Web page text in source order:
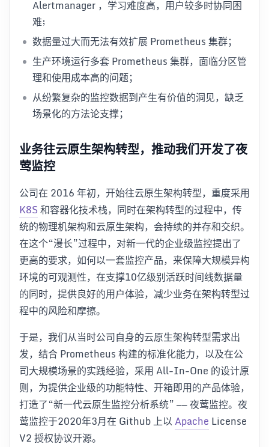
Alertmanager ，学习难度高，用户较多时协同困
难;
数据量过大而无法有效扩展 Prometheus 集群；
生产环境运行多套 Prometheus 集群，面临分区管
理和使用成本高的问题；
从纷繁复杂的监控数据到产生有价值的洞见，缺乏
场景化的方法论支撑；
业务往云原生架构转型，推动我们开发了夜
莺监控
公司在 2016 年初，开始往云原生架构转型，重度采用
K8S和容器化技术栈，同时在架构转型的过程中，传
统的物理机架构和云原生架构，会持续的并存和交织。
在这个“漫长”过程中，对新一代的企业级监控提出了
更高的要求，如何以一套监控产品，来保障大规模异构
环境的可观测性，在支撑10亿级别活跃时间线数据量
的同时，提供良好的用户体验，减少业务在架构转型过
程中的风险和摩擦。
于是，我们从当时公司自身的云原生架构转型需求出
发，结合 Prometheus 构建的标准化能力，以及在公
司大规模场景的实践经验，采用 All-In-One 的设计原
则，为提供企业级的功能特性、开箱即用的产品体验，
打造了“新一代云原生监控分析系统” —— 夜莺监控。夜
莺监控于2020年3月在 Github 上以Apache License
V2 授权协议开源。